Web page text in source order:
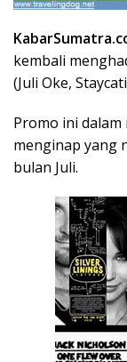
kembali
(Juli Oke,
Promo ini
menginap yang
bulan Juli.